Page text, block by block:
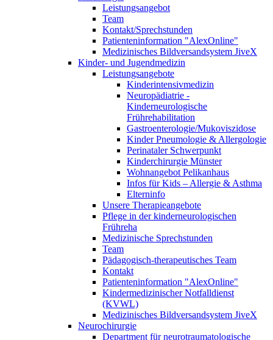
Leistungsangebot
Team
Kontakt/Sprechstunden
Patienteninformation "AlexOnline"
Medizinisches Bildversandsystem JiveX
Kinder- und Jugendmedizin
Leistungsangebote
Kinderintensivmedizin
Neuropädiatrie -
Kinderneurologische
Frührehabilitation
Gastroenterologie/Mukoviszidose
Kinder Pneumologie & Allergologie
Perinataler Schwerpunkt
Kinderchirurgie Münster
Wohnangebot Pelikanhaus
Infos für Kids – Allergie & Asthma
Elterninfo
Unsere Therapieangebote
Pflege in der kinderneurologischen
Frühreha
Medizinische Sprechstunden
Team
Pädagogisch-therapeutisches Team
Kontakt
Patienteninformation "AlexOnline"
Kindermedizinischer Notfalldienst
(KVWL)
Medizinisches Bildversandsystem JiveX
Neurochirurgie
Department für neurotraumatologische